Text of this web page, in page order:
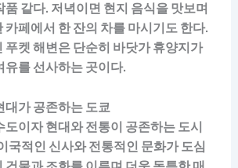
품 같다. 저녁이면 현지 음식을 맛보며
카페에서 한 잔의 차를 마시기도 한다.
푸켓 해변은 단순히 바닷가 휴양지가
유를 선사하는 곳이다.
대가 공존하는 도쿄
도이자 현대와 전통이 공존하는 도시
국적인 신사와 전통적인 문화가 도심